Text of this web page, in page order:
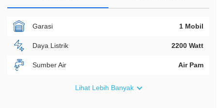
Garasi 1 Mobil
Daya Listrik 2200 Watt
Sumber Air Air Pam
Lihat Lebih Banyak